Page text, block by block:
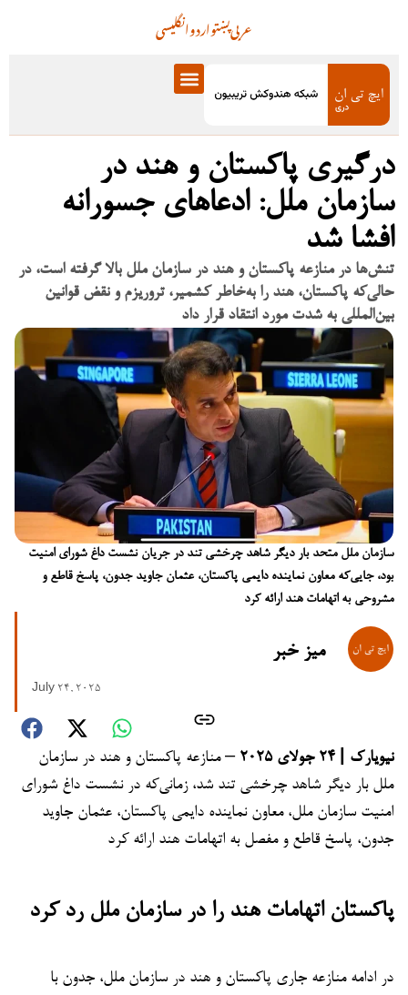
انگلیسیاردوپښتوعربی
درگیری پاکستان و هند در
سازمان ملل: ادعاهای جسورانه
افشا شد
تنش‌ها در منازعه پاکستان و هند در سازمان ملل بالا گرفته است، در
حالی‌که پاکستان، هند را به‌خاطر کشمیر، تروریزم و نقض قوانین
بین‌المللی به شدت مورد انتقاد قرار داد
سازمان ملل متحد بار دیگر شاهد چرخشی تند در جریان نشست داغ شورای امنیت
بود، جایی‌که معاون نماینده دایمی پاکستان، عثمان جاوید جدون، پاسخ قاطع و
مشروحی به اتهامات هند ارائه کرد
میز خبر
July 24, 2025
نیویارک | ۲۴ جولای ۲۰۲۵
– منازعه پاکستان و هند در سازمان
ملل بار دیگر شاهد چرخشی تند شد، زمانی‌که در نشست داغ شورای
امنیت سازمان ملل، معاون نماینده دایمی پاکستان، عثمان جاوید
جدون، پاسخ قاطع و مفصل به اتهامات هند ارائه کرد
پاکستان اتهامات هند را در سازمان ملل رد کرد
در ادامه منازعه جاری پاکستان و هند در سازمان ملل، جدون با